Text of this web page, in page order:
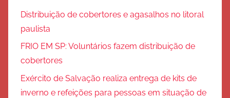
Distribuição de cobertores e agasalhos no litoral
paulista
FRIO EM SP: Voluntários fazem distribuição de
cobertores
Exército de Salvação realiza entrega de kits de
inverno e refeições para pessoas em situação de